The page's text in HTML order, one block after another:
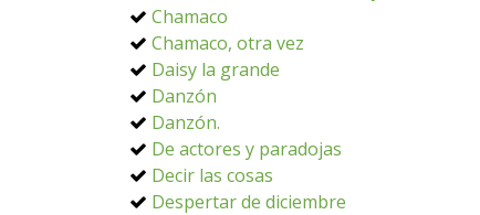
Chamaco
Chamaco, otra vez
Daisy la grande
Danzón
Danzón.
De actores y paradojas
Decir las cosas
Despertar de diciembre